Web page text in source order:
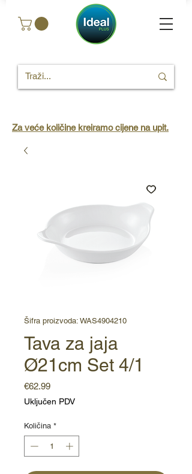
Za veće količine kreiramo cijene na upit.
Šifra proizvoda: WAS4904210
Tava za jaja
Ø21cm Set 4/1
€62.99Cijena
Uključen PDV
Količina *